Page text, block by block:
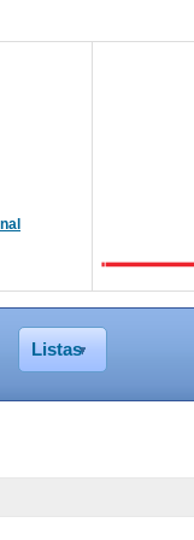
Listas